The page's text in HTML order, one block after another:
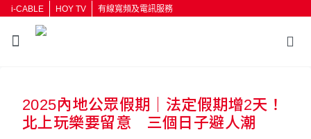
i-CABLE HOY TV 有線寬頻及電訊服務
2025內地公眾假期｜法定假期增2天！
北上玩樂要留意 三個日子避人潮